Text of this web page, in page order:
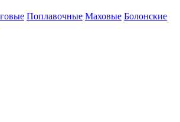
Поплавочные Маховые Болонские